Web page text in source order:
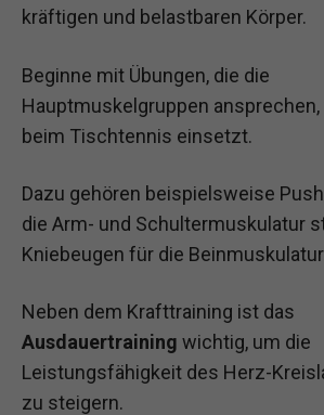
kräftigen und belastbaren Körper.
Beginne mit Übungen, die die
Hauptmuskelgruppen
beim Tischtennis einsetzt.
Dazu gehören beispielsweise
die Arm- und Schultermuskulatur
Kniebeugen für die
Neben dem Krafttraining ist das
Ausdauertraining wichtig, um die
Leistungsfähigkeit des Herz-
zu steigern.